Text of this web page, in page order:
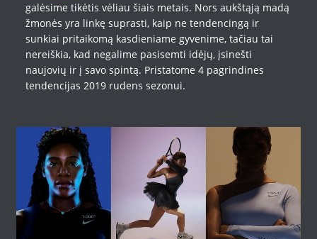
galėsime tikėtis vėliau šiais metais. Nors aukštąją madą
žmonės yra linkę suprasti, kaip ne tendencingą ir
sunkiai pritaikomą kasdieniame gyvenime, tačiau tai
nereiškia, kad negalime pasisemti idėjų, įsinešti
naujovių ir į savo spintą. Pristatome 4 pagrindines
tendencijas 2019 rudens sezonui.